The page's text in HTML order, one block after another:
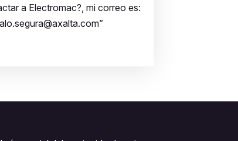
a Electromac?, mi correo es: